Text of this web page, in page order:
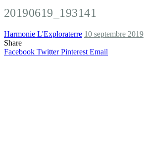
20190619_193141
Harmonie L'Exploraterre 10 septembre 2019
Share
Facebook Twitter Pinterest Email